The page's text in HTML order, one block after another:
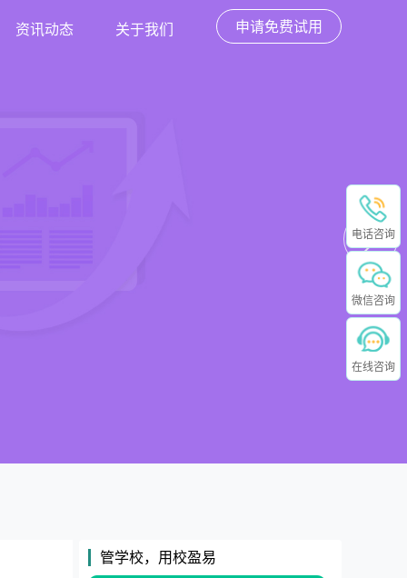
资讯动态 关于我们 申请免费试用
管学校，用校盈易
电话咨询
微信咨询
在线咨询